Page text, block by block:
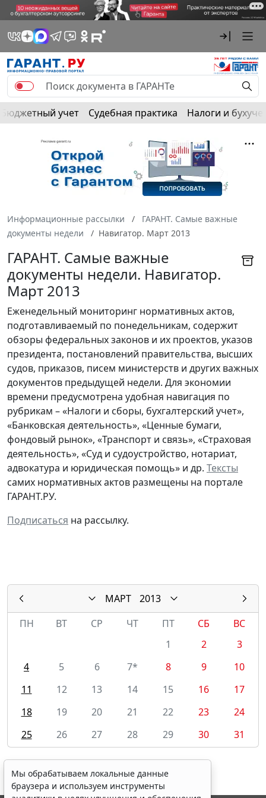
Бюджетный учет Судебная практика Налоги и
Информационные рассылки
ГАРАНТ. Самые важные
документы недели
Навигатор. Март 2013
ГАРАНТ. Самые важные
документы недели. Навигатор.
Март 2013
Еженедельный мониторинг нормативных актов,
подготавливаемый по понедельникам, содержит
обзоры федеральных законов и их проектов, указов
президента, постановлений правительства, высших
судов, приказов, писем министерств и других важных
документов предыдущей недели. Для экономии
времени предусмотрена удобная навигация по
рубрикам – «Налоги и сборы, бухгалтерский учет»,
«Банковская деятельность», «Ценные бумаги,
фондовый рынок», «Транспорт и связь», «Страховая
деятельность», «Суд и судоустройство, нотариат,
адвокатура и юридическая помощь» и др. Тексты
самих нормативных актов размещены на портале
ГАРАНТ.РУ.
Подписаться на рассылку.
МАРТ
2013
ПН
ВТ СР ЧТ ПТ СБ
ВС
1
2
3
4
5 6 7* 8 9
10
11
12 13 14 15 16
17
18
19 20 21 22 23
24
25
26 27 28 29 30 31
Мы обрабатываем локальные данные
браузера и используем инструменты